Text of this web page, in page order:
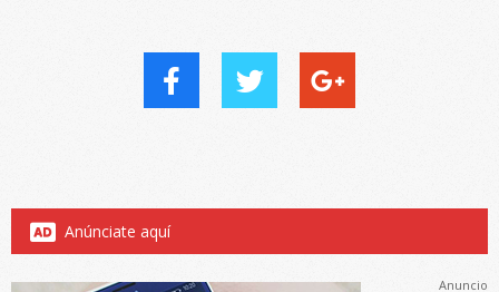
Anúnciate aquí
Anuncio